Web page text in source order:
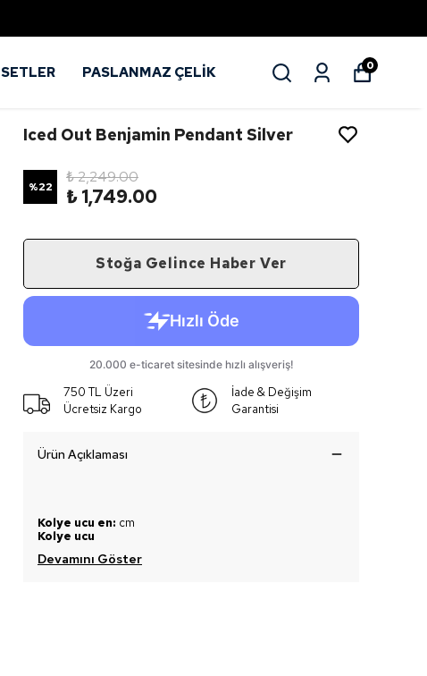
SETLER PASLANMAZ ÇELİK 0
Iced Out Benjamin Pendant Silver
%22
₺ 2,249.00
₺ 1,749.00
Stoğa Gelince Haber Ver
750 TL Üzeri
Ücretsiz Kargo
İade & Değişim
Garantisi
Ürün Açıklaması
Kolye ucu en: cm
Kolye ucu
Devamını Göster